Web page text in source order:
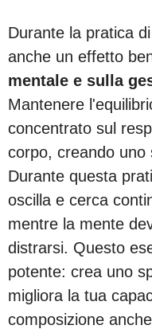
Durante la pratica
anche un effetto
mentale e sulla
Mantenere
concentrato sul
corpo, creando uno
Durante questa
oscilla e cerca
mentre la mente
distrarsi. Questo
potente: crea uno
migliora la tua
composizione